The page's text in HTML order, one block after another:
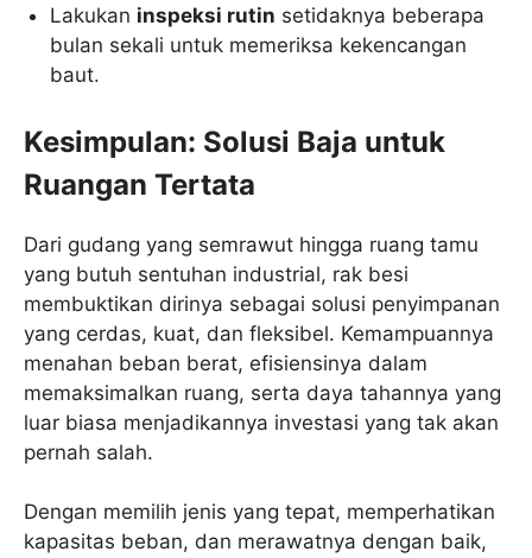
Lakukan inspeksi rutin setidaknya beberapa
bulan sekali untuk memeriksa kekencangan
baut.
Kesimpulan: Solusi Baja untuk
Ruangan Tertata
Dari gudang yang semrawut hingga ruang tamu
yang butuh sentuhan industrial, rak besi
membuktikan dirinya sebagai solusi penyimpanan
yang cerdas, kuat, dan fleksibel. Kemampuannya
menahan beban berat, efisiensinya dalam
memaksimalkan ruang, serta daya tahannya yang
luar biasa menjadikannya investasi yang tak akan
pernah salah.
Dengan memilih jenis yang tepat, memperhatikan
kapasitas beban, dan merawatnya dengan baik,